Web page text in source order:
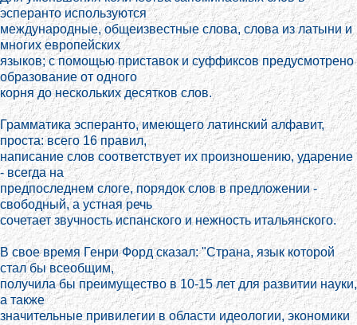
эсперанто используются
международные, общеизвестные слова, слова из латыни и
многих европейских
языков; с помощью приставок и суффиксов предусмотрено
образование от одного
корня до нескольких десятков слов.
Грамматика эсперанто, имеющего латинский алфавит,
проста: всего 16 правил,
написание слов соответствует их произношению, ударение
- всегда на
предпоследнем слоге, порядок слов в предложении -
свободный, а устная речь
сочетает звучность испанского и нежность итальянского.
В свое время Генри Форд сказал: "Страна, язык которой
стал бы всеобщим,
получила бы преимущество в 10-15 лет для развитии науки,
а также
значительные привилегии в области идеологии, экономики